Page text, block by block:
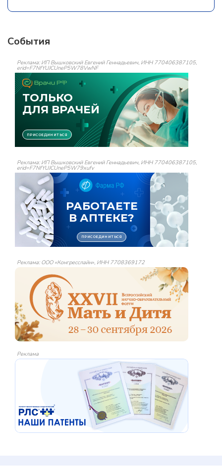
События
Реклама: ИП Вышковский Евгений Геннадьевич, ИНН 770406387105,
erid=F7NfYUJCUneP5W78VwNF
Реклама: ИП Вышковский Евгений Геннадьевич, ИНН 770406387105,
erid=F7NfYUJCUneP5W79xufv
Реклама: ООО «Конгресслайн», ИНН 7708369172
Реклама